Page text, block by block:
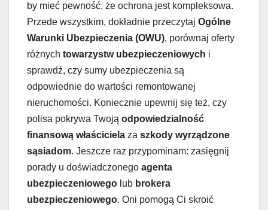
by mieć pewność, że ochrona jest kompleksowa.
Przede wszystkim, dokładnie przeczytaj Ogólne
Warunki Ubezpieczenia (OWU), porównaj oferty
różnych towarzystw ubezpieczeniowych i
sprawdź, czy sumy ubezpieczenia są
odpowiednie do wartości remontowanej
nieruchomości. Koniecznie upewnij się też, czy
polisa pokrywa Twoją odpowiedzialność
finansową właściciela za szkody wyrządzone
sąsiadom. Jeszcze raz przypominam: zasięgnij
porady u doświadczonego agenta
ubezpieczeniowego lub brokera
ubezpieczeniowego. Oni pomogą Ci skroić